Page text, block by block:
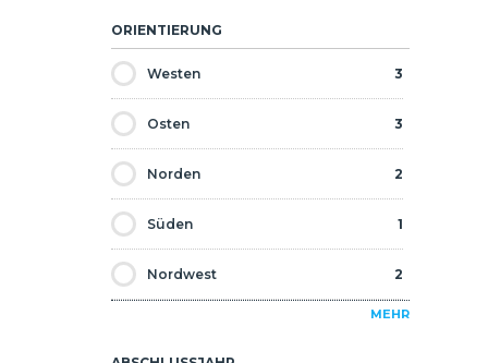
ORIENTIERUNG
Westen 3
Osten 3
Norden 2
Süden 1
Nordwest 2
MEHR